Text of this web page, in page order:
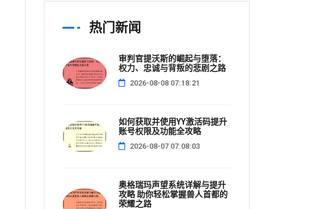
热门新闻
审判官提沃斯的崛起与堕落：
权力、忠诚与背叛的悲剧之路
2026-08-08 07:18:21
如何获取并使用YY激活码提升
账号权限及功能全攻略
2026-08-07 07:08:03
奥格瑞玛声望系统详解与提升
攻略 助你轻松掌握兽人首都的
荣耀之路